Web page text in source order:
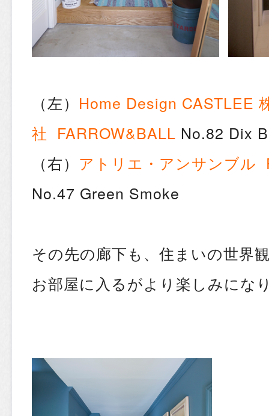
（左） Home Design CASTLEE
社 FARROW&BALL No.82 Dix
（右） アトリエ・アンサンブル
No.47 Green Smoke
その先の廊下も、住まいの世界
お部屋に入るがより楽しみにな